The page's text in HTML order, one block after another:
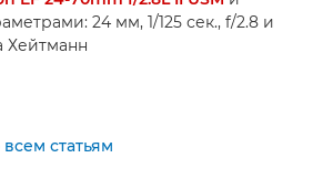
24 мм, 1/125 сек., f/2.8 и
Хейтманн
статьям